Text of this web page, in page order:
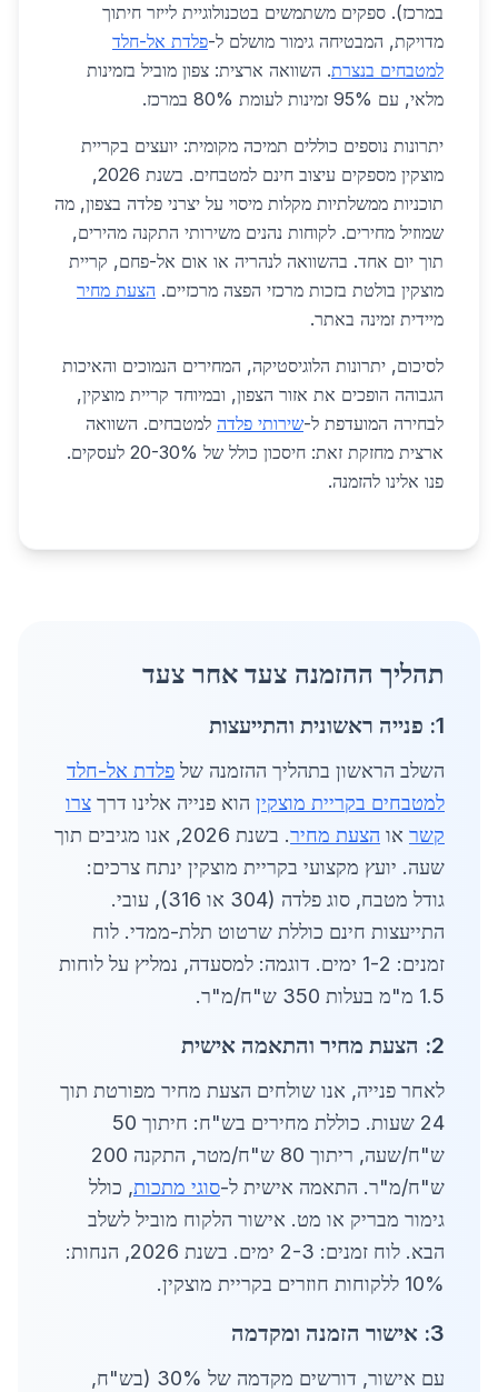
במרכז). ספקים משתמשים בטכנולוגיית לייזר חיתוך
מדויקת, המבטיחה גימור מושלם ל-פלדת אל-חלד
למטבחים בנצרת. השוואה ארצית: צפון מוביל בזמינות
מלאי, עם 95% זמינות לעומת 80% במרכז.
יתרונות נוספים כוללים תמיכה מקומית: יועצים בקריית
מוצקין מספקים עיצוב חינם למטבחים. בשנת 2026,
תוכניות ממשלתיות מקלות מיסוי על יצרני פלדה בצפון, מה
שמוזיל מחירים. לקוחות נהנים משירותי התקנה מהירים,
תוך יום אחד. בהשוואה לנהריה או אום אל-פחם, קריית
מוצקין בולטת בזכות מרכזי הפצה מרכזיים. הצעת מחיר
מיידית זמינה באתר.
לסיכום, יתרונות הלוגיסטיקה, המחירים הנמוכים והאיכות
הגבוהה הופכים את אזור הצפון, ובמיוחד קריית מוצקין,
לבחירה המועדפת ל-שירותי פלדה למטבחים. השוואה
ארצית מחזקת זאת: חיסכון כולל של 20-30% לעסקים.
פנו אלינו להזמנה.
תהליך ההזמנה צעד אחר צעד
1: פנייה ראשונית והתייעצות
השלב הראשון בתהליך ההזמנה של פלדת אל-חלד
למטבחים בקריית מוצקין הוא פנייה אלינו דרך צרו
קשר או הצעת מחיר
. בשנת 2026, אנו מגיבים תוך
שעה. יועץ מקצועי בקריית מוצקין ינתח צרכים:
גודל מטבח, סוג פלדה (304 או 316), עובי.
התייעצות חינם כוללת שרטוט תלת-ממדי. לוח
זמנים: 1-2 ימים. דוגמה: למסעדה, נמליץ על לוחות
1.5 מ"מ בעלות 350 ש"ח/מ"ר.
2: הצעת מחיר והתאמה אישית
לאחר פנייה, אנו שולחים הצעת מחיר מפורטת תוך
24 שעות. כוללת מחירים בש"ח: חיתוך 50
ש"ח/שעה, ריתוך 80 ש"ח/מטר, התקנה 200
ש"ח/מ"ר. התאמה אישית ל-סוגי מתכות, כולל
גימור מבריק או מט. אישור הלקוח מוביל לשלב
הבא. לוח זמנים: 2-3 ימים. בשנת 2026, הנחות:
10% ללקוחות חוזרים בקריית מוצקין.
3: אישור הזמנה ומקדמה
עם אישור, דורשים מקדמה של 30% (בש"ח,